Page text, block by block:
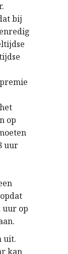
bij
op
uur
uur op
uit.
kan